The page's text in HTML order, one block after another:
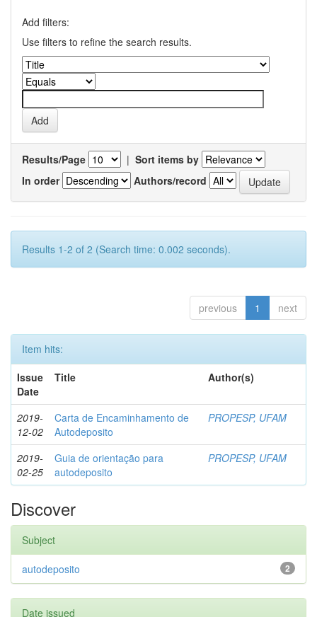
Add filters:
Use filters to refine the search results.
Results/Page | Sort items by
In order
Authors/record
Results 1-2 of 2 (Search time: 0.002 seconds).
previous 1 next
Item hits:
Issue
Date
Title Author(s)
2019-
12-02
Carta de Encaminhamento de
Autodeposito
PROPESP, UFAM
2019-
02-25
Guia de orientação para
autodeposito
PROPESP, UFAM
Discover
Subject
2
autodeposito
Date issued